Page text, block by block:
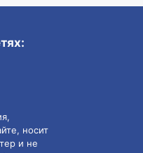
носит
и не